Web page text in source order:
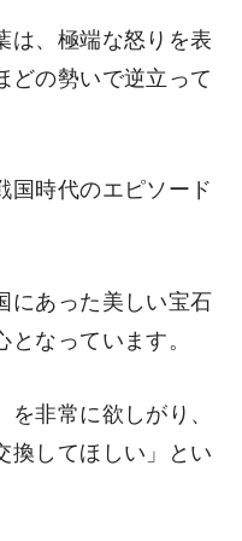
は、極端な怒りを表
どの勢いで逆立って
国時代のエピソード
にあった美しい宝石
なっています。
非常に欲しがり、
換してほしい」とい